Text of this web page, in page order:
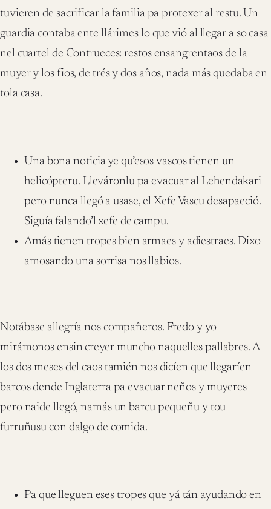
tuvieren de sacrificar la familia pa protexer al restu. Un
guardia contaba ente llárimes lo que vió al llegar a so casa
nel cuartel de Contrueces: restos ensangrentaos de la
muyer y los fios, de trés y dos años, nada más quedaba en
tola casa.
Una bona noticia ye qu’esos vascos tienen un
helicópteru. Lleváronlu pa evacuar al Lehendakari
pero nunca llegó a usase, el Xefe Vascu desapaeció.
Siguía falando’l xefe de campu.
Amás tienen tropes bien armaes y adiestraes. Dixo
amosando una sorrisa nos llabios.
Notábase allegría nos compañeros. Fredo y yo
mirámonos ensin creyer muncho naquelles pallabres. A
los dos meses del caos tamién nos dicíen que llegaríen
barcos dende Inglaterra pa evacuar neños y muyeres
pero naide llegó, namás un barcu pequeñu y tou
furruñusu con dalgo de comida.
Pa que lleguen eses tropes que yá tán ayudando en